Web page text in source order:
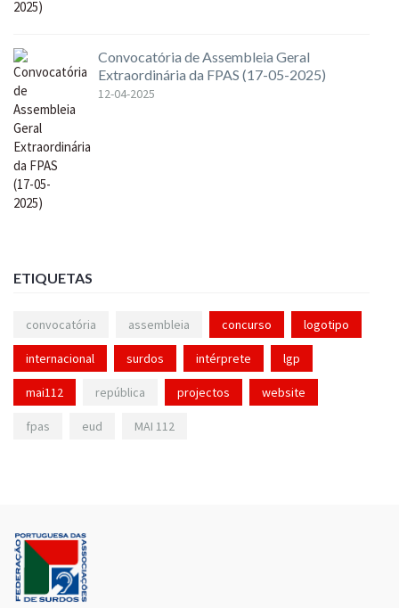
Convocatória de Assembleia Geral
Extraordinária da FPAS (17-05-2025)
12-04-2025
ETIQUETAS
convocatória assembleia concurso logotipo
internacional surdos intérprete lgp
mai112 república projectos website
fpas eud MAI 112